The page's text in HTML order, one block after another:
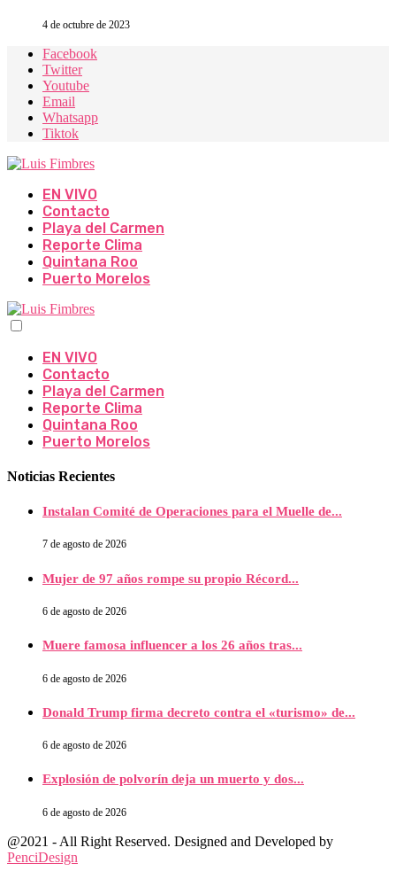
4 de octubre de 2023
Facebook
Twitter
Youtube
Email
Whatsapp
Tiktok
EN VIVO
Contacto
Playa del Carmen
Reporte Clima
Quintana Roo
Puerto Morelos
EN VIVO
Contacto
Playa del Carmen
Reporte Clima
Quintana Roo
Puerto Morelos
Noticias Recientes
Instalan Comité de Operaciones para el Muelle de...
7 de agosto de 2026
Mujer de 97 años rompe su propio Récord...
6 de agosto de 2026
Muere famosa influencer a los 26 años tras...
6 de agosto de 2026
Donald Trump firma decreto contra el «turismo» de...
6 de agosto de 2026
Explosión de polvorín deja un muerto y dos...
6 de agosto de 2026
@2021 - All Right Reserved. Designed and Developed by
PenciDesign